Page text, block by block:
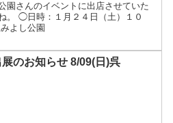
園さんのイベントに出店させていた
。 ◯日時：１月２４日（土）１０
よし公園
展のお知らせ 8/09(日)呉